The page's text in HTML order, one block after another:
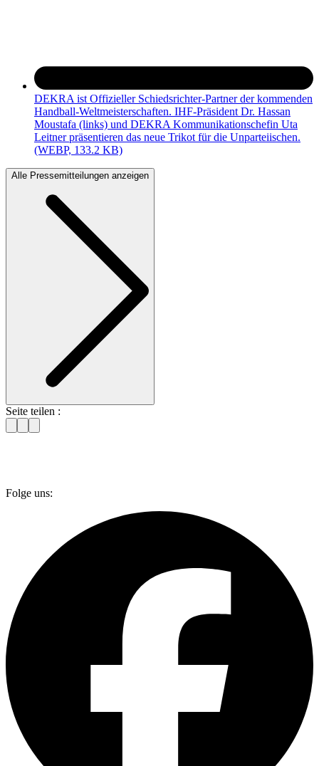
DEKRA ist Offizieller Schiedsrichter-Partner der kommenden
Handball-Weltmeisterschaften. IHF-Präsident Dr. Hassan
Moustafa (links) und DEKRA Kommunikationschefin Uta
Leitner präsentieren das neue Trikot für die Unparteiischen.
(WEBP, 133.2 KB)
Alle Pressemitteilungen anzeigen
Seite teilen :
Folge uns: